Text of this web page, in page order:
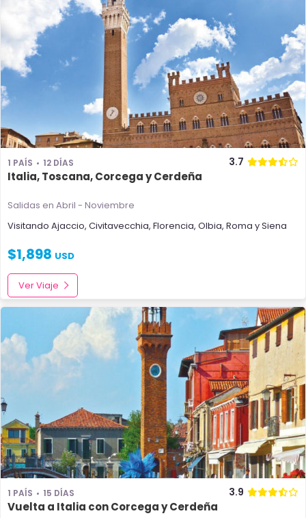
1 PAÍS 12 DÍAS 3.7
Italia, Toscana, Corcega y Cerdeña
Salidas en Abril - Noviembre
Visitando Ajaccio, Civitavecchia, Florencia, Olbia, Roma ySiena
$1,898 USD
Ver Viaje
1 PAÍS 15 DÍAS 3.9
Vuelta a Italia con Corcega y Cerdeña